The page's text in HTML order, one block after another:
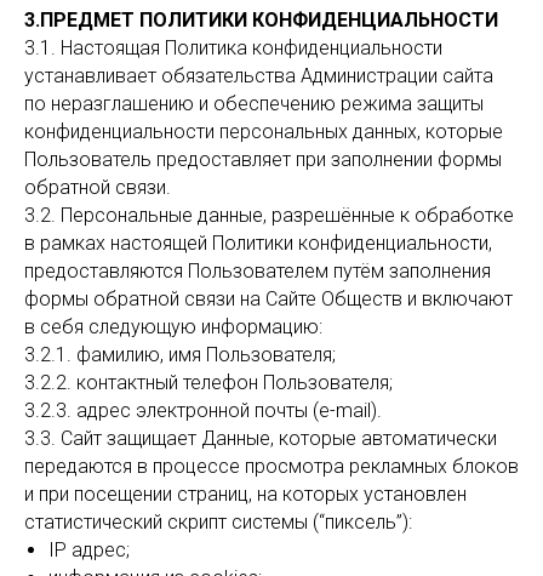
3.ПРЕДМЕТ ПОЛИТИКИ КОНФИДЕНЦИАЛЬНОСТИ
3.1. Настоящая Политика конфиденциальности
устанавливает обязательства Администрации сайта
по неразглашению и обеспечению режима защиты
конфиденциальности персональных данных, которые
Пользователь предоставляет при заполнении формы
обратной связи.
3.2. Персональные данные, разрешённые к обработке
в рамках настоящей Политики конфиденциальности,
предоставляются Пользователем путём заполнения
формы обратной связи на Сайте Обществ и включают
в себя следующую информацию:
3.2.1. фамилию, имя Пользователя;
3.2.2. контактный телефон Пользователя;
3.2.3. адрес электронной почты (e-mail).
3.3. Сайт защищает Данные, которые автоматически
передаются в процессе просмотра рекламных блоков
и при посещении страниц, на которых установлен
статистический скрипт системы (“пиксель”):
IP адрес;